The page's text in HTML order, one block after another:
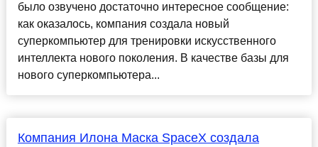
было озвучено достаточно интересное сообщение:
как оказалось, компания создала новый
суперкомпьютер для тренировки искусственного
интеллекта нового поколения. В качестве базы для
нового суперкомпьютера...
Компания Илона Маска SpaceX создала